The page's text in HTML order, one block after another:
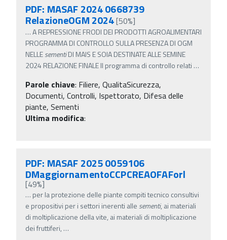
PDF: MASAF 2024 0668739
RelazioneOGM 2024[50%]
…A REPRESSIONE FRODI DEI PRODOTTI AGROALIMENTARI
PROGRAMMA DI CONTROLLO SULLA PRESENZA DI OGM
NELLEsementiDI MAIS E SOIA DESTINATE ALLE SEMINE
2024 RELAZIONE FINALE Il programma di controllo relati …
Parole chiave: Filiere, QualitaSicurezza,
Documenti, Controlli, Ispettorato, Difesa delle
piante, Sementi
Ultima modifica:
PDF: MASAF 2025 0059106
DMaggiornamentoCCPCREAOFAForl
[49%]
… per la protezione delle piante compiti tecnico consultivi
e propositivi per i settori inerenti alle sementi, ai materiali
di moltiplicazione della vite, ai materiali di moltiplicazione
dei fruttiferi, …